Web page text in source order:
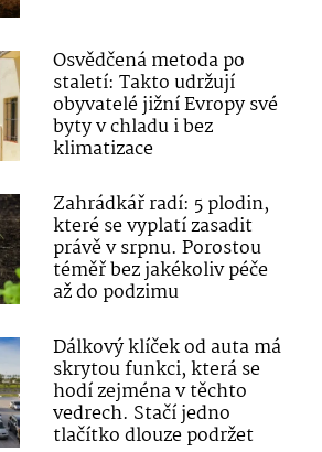
Osvědčená metoda po
staletí: Takto udržují
obyvatelé jižní Evropy své
byty v chladu i bez
klimatizace
Zahrádkář radí: 5 plodin,
které se vyplatí zasadit
právě v srpnu. Porostou
téměř bez jakékoliv péče
až do podzimu
Dálkový klíček od auta má
skrytou funkci, která se
hodí zejména v těchto
vedrech. Stačí jedno
tlačítko dlouze podržet